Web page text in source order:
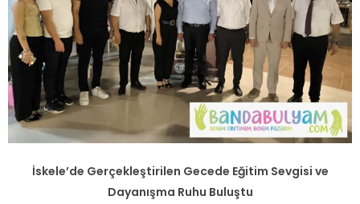
İskele’de Gerçekleştirilen Gecede Eğitim Sevgisi ve
Dayanışma Ruhu Buluştu